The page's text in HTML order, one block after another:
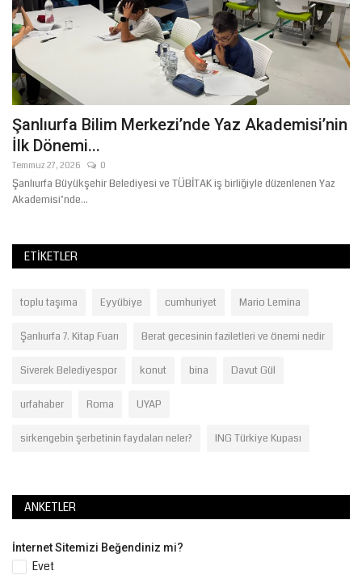
Şanlıurfa Bilim Merkezi’nde Yaz Akademisi’nin
İlk Dönemi...
Temmuz 27, 2026 0
Şanlıurfa Büyükşehir Belediyesi ve TÜBİTAK iş birliğiyle düzenlenen Yaz
Akademisi’nde...
ETIKETLER
toplu taşıma Eyyübiye cumhuriyet Mario Lemina
Şanlıurfa 7. Kitap Fuarı Berat gecesinin faziletleri ve önemi nedir
Siverek Belediyespor konut bina Davut Gül
urfahaber Roma UYAP
sirkengebin şerbetinin faydaları neler? ING Türkiye Kupası
ANKETLER
İnternet Sitemizi Beğendiniz mi?
Evet